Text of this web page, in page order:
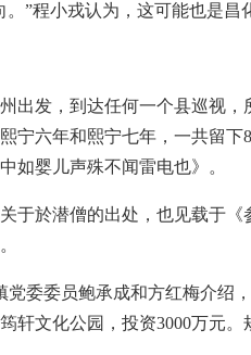
”程小戎认为，这可能也是昌
出发，到达任何一个县巡视
宁六年和熙宁七年，一共留
如婴儿声殊不闻雷电也》。
于於潜僧的出处，也见载于
委委员鲍承成和方红梅介
文化公园，投资3000万元